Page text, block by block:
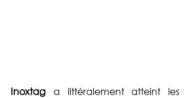
Inoxtag a littéralement atteint les